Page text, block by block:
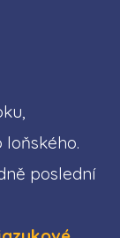
loňského.
poslední